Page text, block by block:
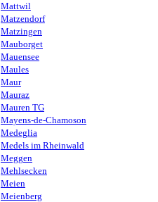
Mattwil
Matzendorf
Matzingen
Mauborget
Mauensee
Maules
Maur
Mauraz
Mauren TG
Mayens-de-Chamoson
Medeglia
Medels im Rheinwald
Meggen
Mehlsecken
Meien
Meienberg